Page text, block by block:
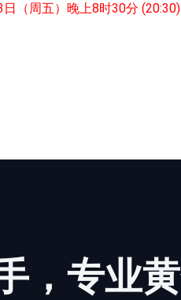
日（周五）晚上8时30分 (20:30)
，专业